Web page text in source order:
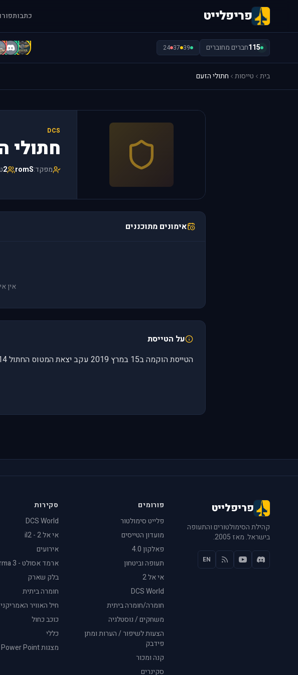
פריפלייט כתבות
115חברים מחוברים 39
37
24
"
.
.
בית טייסות חתולי הזעם
DCS
חתולי
מפקד:romS
2
אימונים מתוכננים
אין
על הטייסת
הטייסת הוקמה ב15 במרץ 2019 עקב יצאת המטוס החתול F14 לדי סי אס
פריפלייט
קהילת הסימולטורים והתעופה
בישראל. מאז 2005.
EN
פורומים
פלייט סימולטור
מועדון הטייסים
פאלקון 4.0
תעופה וביטחון
אי אל 2
DCS World
חומרה/חומרה ביתית
משחקים / נוסטלגיה
הצעות לשיפור / הערות ומתן
פידבק
קנה ומכור
סקינרים
סקירות
DCS World
אי אל 2 - il2
אירועים
ארמד אסולט - Arma 3
בלק שארק
חומרה ביתית
חיל האוויר האמריקני
כוכב כחול
כללי
מצגות Power Point